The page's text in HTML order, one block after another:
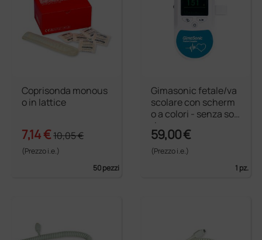
Coprisonda monous
o in lattice
7,14 €10,05 €
(Prezzo i.e.)
50 pezzi
Gimasonic fetale/va
scolare con scherm
o a colori - senza son
de
59,00 €
(Prezzo i.e.)
1 pz.